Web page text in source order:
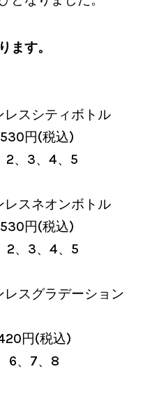
ます。
レスシティボトル
円(税込)
2、3、4、5
レスネオンボトル
円(税込)
2、3、4、5
レスグラデーション
円(税込)
6、7、8